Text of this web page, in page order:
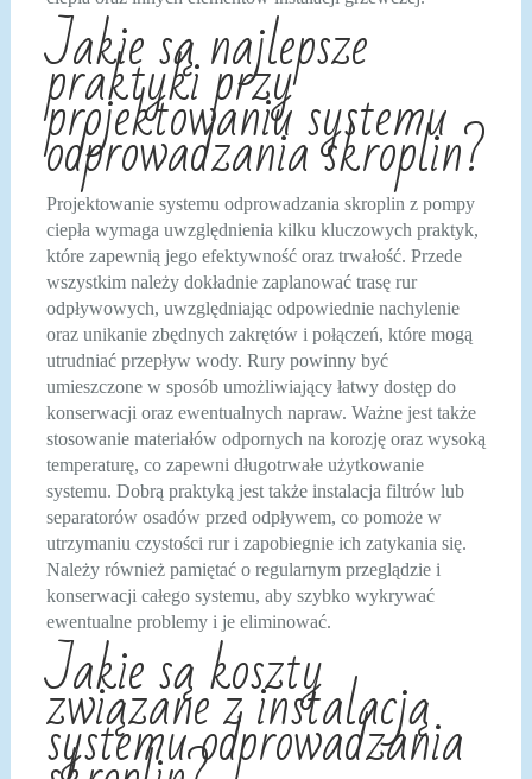
Jakie są najlepsze
praktyki przy
projektowaniu systemu
odprowadzania skroplin?
Projektowanie systemu odprowadzania skroplin z pompy
ciepła wymaga uwzględnienia kilku kluczowych praktyk,
które zapewnią jego efektywność oraz trwałość. Przede
wszystkim należy dokładnie zaplanować trasę rur
odpływowych, uwzględniając odpowiednie nachylenie
oraz unikanie zbędnych zakrętów i połączeń, które mogą
utrudniać przepływ wody. Rury powinny być
umieszczone w sposób umożliwiający łatwy dostęp do
konserwacji oraz ewentualnych napraw. Ważne jest także
stosowanie materiałów odpornych na korozję oraz wysoką
temperaturę, co zapewni długotrwałe użytkowanie
systemu. Dobrą praktyką jest także instalacja filtrów lub
separatorów osadów przed odpływem, co pomoże w
utrzymaniu czystości rur i zapobiegnie ich zatykania się.
Należy również pamiętać o regularnym przeglądzie i
konserwacji całego systemu, aby szybko wykrywać
ewentualne problemy i je eliminować.
Jakie są koszty
związane z instalacją
systemu odprowadzania